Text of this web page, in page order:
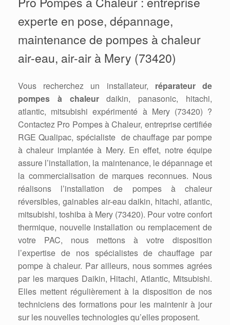
experte en pose, dépannage,
maintenance de pompes à chaleur
air-eau, air-air à Mery (73420)
Vous recherchez un installateur, réparateur de
pompes à chaleurdaikin, panasonic, hitachi,
atlantic, mitsubishi expérimenté à Mery (73420) ?
Contactez Pro Pompes à Chaleur, entreprise certifiée
RGE Qualipac, spécialiste de chauffage par pompe
à chaleur implantée à Mery. En effet, notre équipe
assure l’installation, la maintenance, le dépannage et
la commercialisation de marques reconnues. Nous
réalisons l’installation de pompes à chaleur
réversibles, gainables air-eau daikin, hitachi, atlantic,
mitsubishi, toshiba à Mery (73420). Pour votre confort
thermique, nouvelle installation ou remplacement de
votre PAC, nous mettons à votre disposition
l’expertise de nos spécialistes de chauffage par
pompe à chaleur. Par ailleurs, nous sommes agrées
par les marques Daikin, Hitachi, Atlantic, Mitsubishi.
Elles mettent régulièrement à la disposition de nos
techniciens des formations pour les maintenir à jour
sur les nouvelles technologies qu’elles proposent.